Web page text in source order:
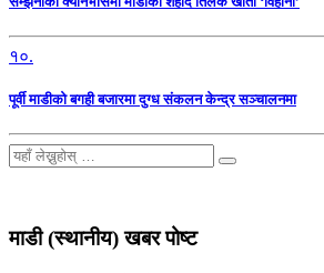
१०.
पूर्वी माडीको बगही बजारमा दुग्ध संकलन केन्द्र सञ्चालनमा
माडी (स्थानीय) खबर पोष्ट